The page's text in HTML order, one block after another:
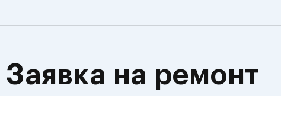
Заявка на ремонт